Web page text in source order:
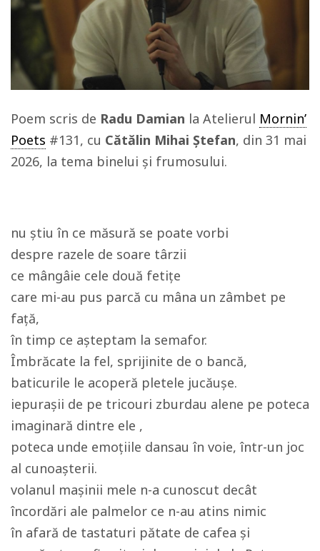
Poem scris de Radu Damian la Atelierul Mornin’
Poets #131, cu Cătălin Mihai Ștefan, din 31 mai
2026, la tema binelui și frumosului.
nu știu în ce măsură se poate vorbi
despre razele de soare târzii
ce mângâie cele două fetițe
care mi-au pus parcă cu mâna un zâmbet pe
față,
în timp ce așteptam la semafor.
Îmbrăcate la fel, sprijinite de o bancă,
baticurile le acoperă pletele jucăușe.
iepurașii de pe tricouri zburdau alene pe poteca
imaginară dintre ele ,
poteca unde emoțiile dansau în voie, într-un joc
al cunoașterii.
volanul mașinii mele n-a cunoscut decât
încordări ale palmelor ce n-au atins nimic
în afară de tastaturi pătate de cafea și